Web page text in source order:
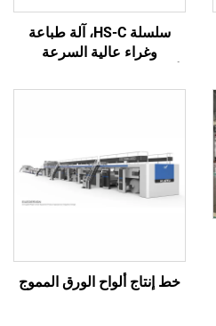
سلسلة HS-C، آلة طباعة
وغراء عالية السرعة
تلقائية
خط إنتاج ألواح الورق المموج